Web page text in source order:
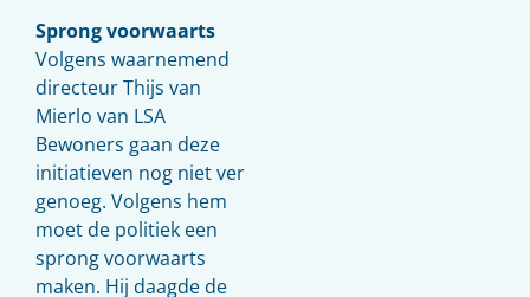
Sprong voorwaarts
Volgens waarnemend
directeur Thijs van
Mierlo van LSA
Bewoners gaan deze
initiatieven nog niet ver
genoeg. Volgens hem
moet de politiek een
sprong voorwaarts
maken. Hij daagde de